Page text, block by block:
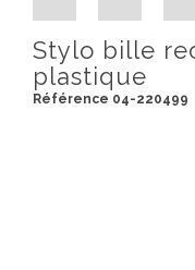
Stylo bille
plastique
Référence 04-220499